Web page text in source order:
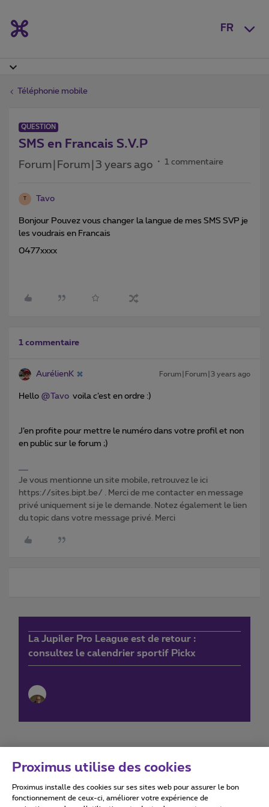
FR
Téléphonie mobile
QUESTION
SMS en Francais S.V.P
Forum|Forum|3 years ago 1 commentaire
Tavo
Bonjour Pouvez vous changer la langue de mes SMS SVP je
les voudrais en Francais
0477xxxx
1 commentaire
AurélienK Forum|Forum|3 years ago
Hello @Tavo voila c’est en ordre :)
J’en profite pour mettre le numéro dans votre profil et non
en public sur le forum ;)
Je vous mentionne un site mobile, retrouvez le ici
https://sites.bipt.be/ . Merci de me contacter en message
privé uniquement si je le demande. Notez également le lien
du topic dans votre message privé. Merci
La Jupiler Pro League est de retour :
consultez le calendrier sportif Pickx
Conditions d'utilisation Accessibility statement
Proximus utilise des cookies
Proximus installe des cookies sur ses sites web pour assurer le bon
fonctionnement de ceux-ci, améliorer votre expérience de